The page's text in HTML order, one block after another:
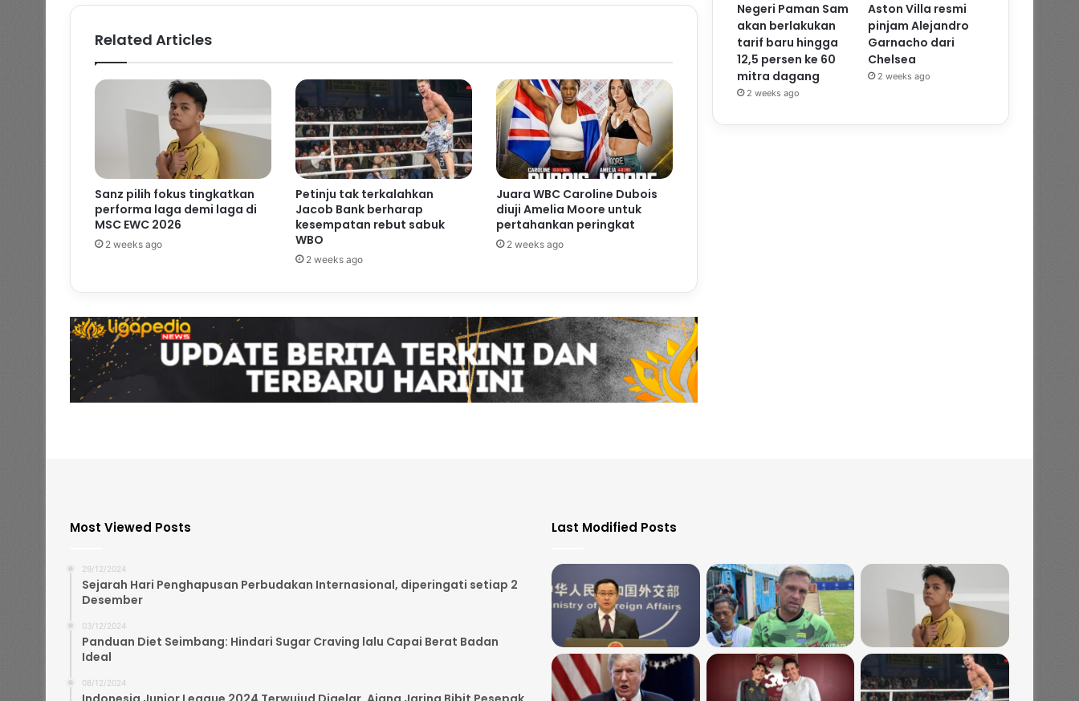
Related Articles
Sanz pilih fokus tingkatkan
performa laga demi laga di
MSC EWC 2026
2 weeks ago
Petinju tak terkalahkan
Jacob Bank berharap
kesempatan rebut sabuk
WBO
2 weeks ago
Juara WBC Caroline Dubois
diuji Amelia Moore untuk
pertahankan peringkat
2 weeks ago
Negeri Paman Sam
akan berlakukan
tarif baru hingga
12,5 persen ke 60
mitra dagang
2 weeks ago
Aston Villa resmi
pinjam Alejandro
Garnacho dari
Chelsea
2 weeks ago
Most Viewed Posts
29/12/2024
Sejarah Hari Penghapusan Perbudakan Internasional, diperingati setiap 2
Desember
03/12/2024
Panduan Diet Seimbang: Hindari Sugar Craving lalu Capai Berat Badan
Ideal
08/12/2024
Last Modified Posts